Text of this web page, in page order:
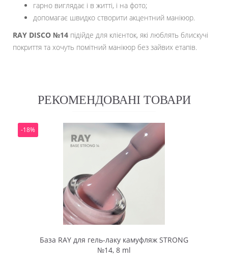
гарно виглядає і в житті, і на фото;
допомагає швидко створити акцентний манікюр.
RAY DISCO №14 підійде для клієнток, які люблять блискучі
покриття та хочуть помітний манікюр без зайвих етапів.
РЕКОМЕНДОВАНІ ТОВАРИ
-18%
База RAY для гель-лаку камуфляж STRONG
№14, 8 ml